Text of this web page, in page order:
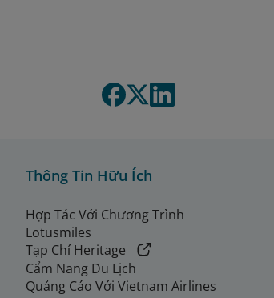
Thông Tin Hữu Ích
Hợp Tác Với Chương Trình
Lotusmiles
Tạp Chí Heritage
Cẩm Nang Du Lịch
Quảng Cáo Với Vietnam Airlines